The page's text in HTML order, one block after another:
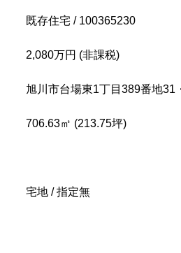
既存住宅 / 100365230
2,080万円 (非課税)
旭川市台場東1丁目389番地31
706.63㎡ (213.75坪)
宅地 / 指定無